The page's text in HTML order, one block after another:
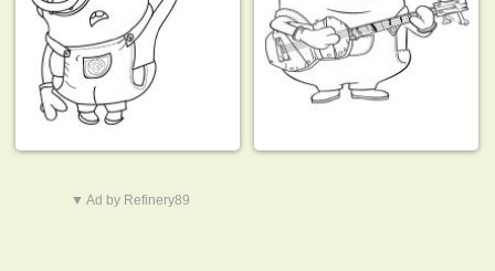
▼ Ad by Refinery89